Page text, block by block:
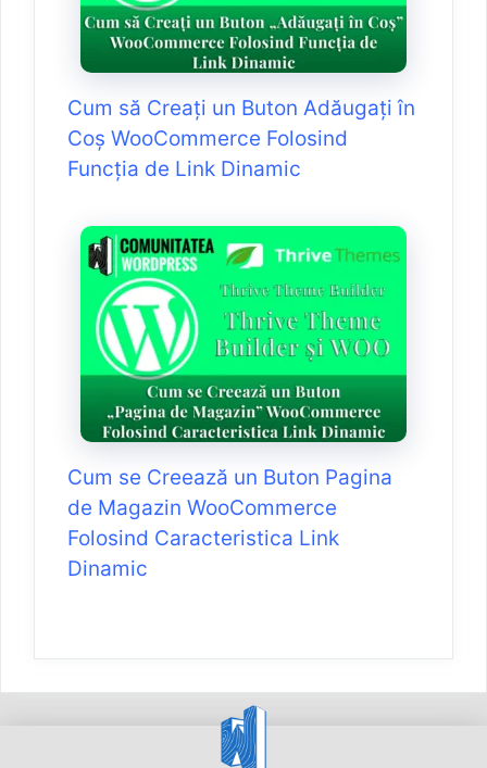
Cum să Creați un Buton Adăugați în
Coș WooCommerce Folosind
Funcția de Link Dinamic
Cum se Creează un Buton Pagina
de Magazin WooCommerce
Folosind Caracteristica Link
Dinamic